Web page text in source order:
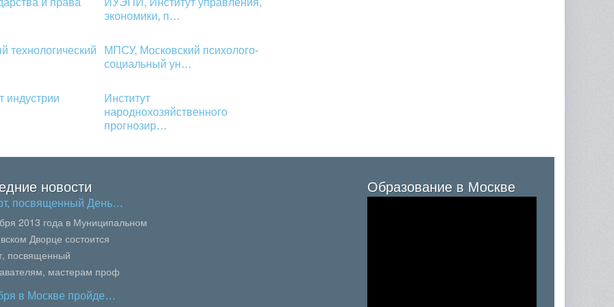
и права
ИУЭПИ, Институт управления,
экономики, п…
технологический
МПСУ, Московский психолого-
социальный ун…
индустрии
Институт
народнохозяйственного
прогнозир…
новости
посвященный День…
2013 года в Муниципальном
Дворце состоится
посвященный
мастерам проф
педагогам колледжей и
в Москве пройде…
Образование в Москве